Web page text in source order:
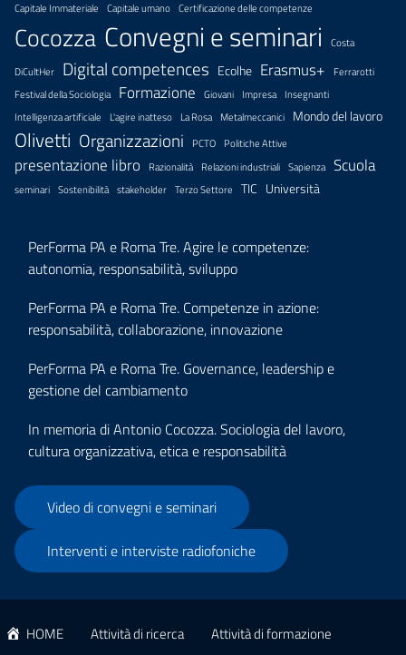
Capitale Immateriale Capitale umano Certificazione delle competenze
Cocozza Convegni e seminari
Costa
DiCultHer
Digital competences Ecolhe Erasmus+
Ferrarotti
Festival della Sociologia
Formazione Giovani Impresa
Insegnanti
Intelligenza artificiale
L'agire inatteso La Rosa Metalmeccanici Mondo del lavoro
Olivetti Organizzazioni PCTO Politiche Attive
presentazione libro Razionalità Relazioni industriali Sapienza Scuola
seminari Sostenibilità stakeholder Terzo Settore TIC Università
PerForma PA e Roma Tre. Agire le competenze:
autonomia, responsabilità, sviluppo
PerForma PA e Roma Tre. Competenze in azione:
responsabilità, collaborazione, innovazione
PerForma PA e Roma Tre. Governance, leadership e
gestione del cambiamento
In memoria di Antonio Cocozza. Sociologia del lavoro,
cultura organizzativa, etica e responsabilità
Video di convegni e seminari
Interventi e interviste radiofoniche
HOME Attività di ricerca Attività di formazione